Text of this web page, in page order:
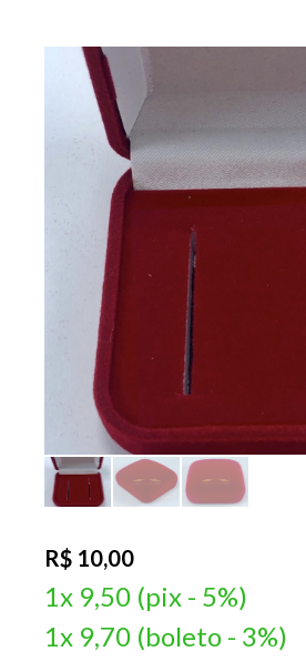
R$ 10,00
1x 9,50 (pix - 5%)
1x 9,70 (boleto - 3%)